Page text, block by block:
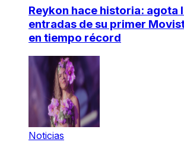
Reykon hace historia: agota
entradas de su primer
en tiempo récord
Noticias